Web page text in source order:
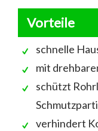
Vorteile
schnelle
mit
schützt
verhindert